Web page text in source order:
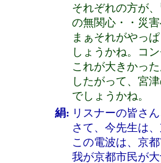
それぞれの方が
の無関心・・災害
まぁそれがやっ
しょうかね。コ
これが大きかっ
したがって、宮
でしょうかね。
絹: リスナーの皆さ
さて、今先生は
この電波は、京
我が京都市民が